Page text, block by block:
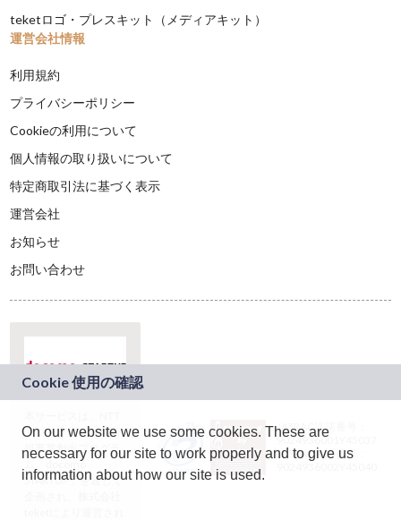
teketロゴ・プレスキット（メディアキット）
運営会社情報
利用規約
プライバシーポリシー
Cookieの利用について
個人情報の取り扱いについて
特定商取引法に基づく表示
運営会社
お知らせ
お問い合わせ
ドコモグループの新
規事業創出プログラ
ム「docomo
STARTUP」を通じて
JASRAC許諾番号：
9024936001Y45037
JASRAC許諾番号：
On our website we use some cookies. These are
necessary for our site to work properly and to give us
information about how our site is used.